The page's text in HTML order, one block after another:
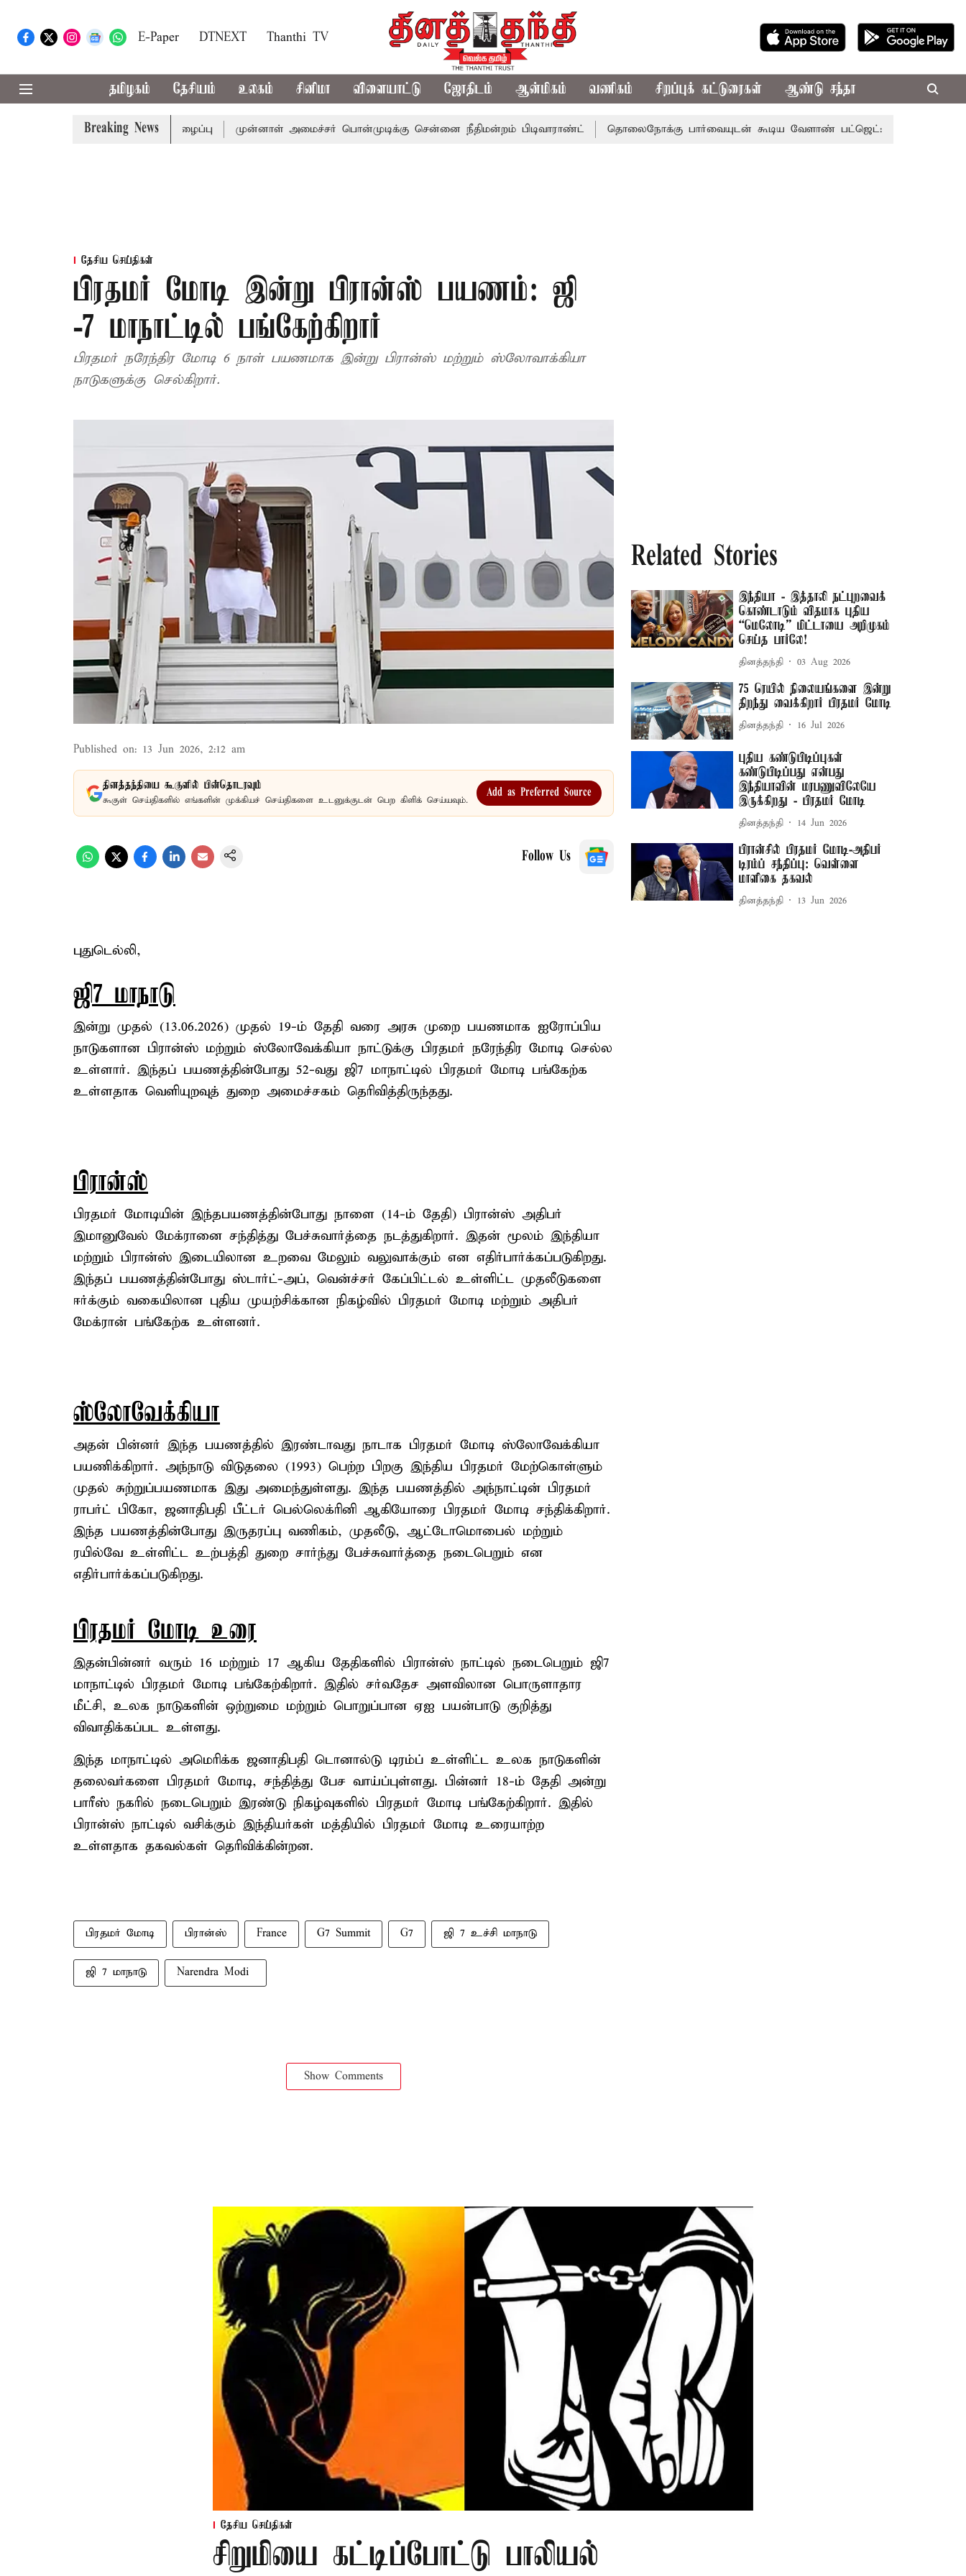
E-Paper DTNEXT Thanthi TV
தமிழகம் தேசியம் உலகம் சினிமா விளையாட்டு ஜோதிடம் ஆன்மிகம் வணிகம் சிறப்புக் கட்டுரைகள் ஆண்டு சந்தா
Breaking News
முதல்-அமைச்சர் விஜய் அழைப்பு முன்னாள் அமைச்சர் பொன்முடிக்கு சென்னை நீதிமன்றம் பிடிவாராண்ட் தொலைநோக்கு பார்வையுடன் கூடிய வேளாண் பட்ஜெட்: முதல்-அமைச்சர் விஜய்
தேசிய செய்திகள்
பிரதமர் மோடி இன்று பிரான்ஸ் பயணம்: ஜி
-7 மாநாட்டில் பங்கேற்கிறார்
பிரதமர் நரேந்திர மோடி 6 நாள் பயணமாக இன்று பிரான்ஸ் மற்றும் ஸ்லோவாக்கியா
நாடுகளுக்கு செல்கிறார்.
Published on: 13 Jun 2026, 2:12 am
தினத்தந்தியை கூகுளில் பின்தொடரவும்
கூகுள் செய்திகளில் எங்களின் முக்கியச் செய்திகளை உடனுக்குடன் பெற கிளிக் செய்யவும்.
Add as Preferred Source
Follow Us
புதுடெல்லி,
ஜி7 மாநாடு
இன்று முதல் (13.06.2026) முதல் 19-ம் தேதி வரை அரசு முறை பயணமாக ஐரோப்பிய
நாடுகளான பிரான்ஸ் மற்றும் ஸ்லோவேக்கியா நாட்டுக்கு பிரதமர் நரேந்திர மோடி செல்ல
உள்ளார். இந்தப் பயணத்தின்போது 52-வது ஜி7 மாநாட்டில் பிரதமர் மோடி பங்கேற்க
உள்ளதாக வெளியுறவுத் துறை அமைச்சகம் தெரிவித்திருந்தது.
பிரான்ஸ்
பிரதமர் மோடியின் இந்தபயணத்தின்போது நாளை (14-ம் தேதி) பிரான்ஸ் அதிபர்
இமானுவேல் மேக்ரானை சந்தித்து பேச்சுவார்த்தை நடத்துகிறார். இதன் மூலம் இந்தியா
மற்றும் பிரான்ஸ் இடையிலான உறவை மேலும் வலுவாக்கும் என எதிர்பார்க்கப்படுகிறது.
இந்தப் பயணத்தின்போது ஸ்டார்ட்-அப், வென்ச்சர் கேப்பிட்டல் உள்ளிட்ட முதலீடுகளை
ஈர்க்கும் வகையிலான புதிய முயற்சிக்கான நிகழ்வில் பிரதமர் மோடி மற்றும் அதிபர்
மேக்ரான் பங்கேற்க உள்ளனர்.
ஸ்லோவேக்கியா
அதன் பின்னர் இந்த பயணத்தில் இரண்டாவது நாடாக பிரதமர் மோடி ஸ்லோவேக்கியா
பயணிக்கிறார். அந்நாடு விடுதலை (1993) பெற்ற பிறகு இந்திய பிரதமர் மேற்கொள்ளும்
முதல் சுற்றுப்பயணமாக இது அமைந்துள்ளது. இந்த பயணத்தில் அந்நாட்டின் பிரதமர்
ராபர்ட் பிகோ, ஜனாதிபதி பீட்டர் பெல்லெக்ரினி ஆகியோரை பிரதமர் மோடி சந்திக்கிறார்.
இந்த பயணத்தின்போது இருதரப்பு வணிகம், முதலீடு, ஆட்டோமொபைல் மற்றும்
ரயில்வே உள்ளிட்ட உற்பத்தி துறை சார்ந்து பேச்சுவார்த்தை நடைபெறும் என
எதிர்பார்க்கப்படுகிறது.
பிரதமர் மோடி உரை
இதன்பின்னர் வரும் 16 மற்றும் 17 ஆகிய தேதிகளில் பிரான்ஸ் நாட்டில் நடைபெறும் ஜி7
மாநாட்டில் பிரதமர் மோடி பங்கேற்கிறார். இதில் சர்வதேச அளவிலான பொருளாதார
மீட்சி, உலக நாடுகளின் ஒற்றுமை மற்றும் பொறுப்பான ஏஐ பயன்பாடு குறித்து
விவாதிக்கப்பட உள்ளது.
இந்த மாநாட்டில் அமெரிக்க ஜனாதிபதி டொனால்டு டிரம்ப் உள்ளிட்ட உலக நாடுகளின்
தலைவர்களை பிரதமர் மோடி, சந்தித்து பேச வாய்ப்புள்ளது. பின்னர் 18-ம் தேதி அன்று
பாரீஸ் நகரில் நடைபெறும் இரண்டு நிகழ்வுகளில் பிரதமர் மோடி பங்கேற்கிறார். இதில்
பிரான்ஸ் நாட்டில் வசிக்கும் இந்தியர்கள் மத்தியில் பிரதமர் மோடி உரையாற்ற
உள்ளதாக தகவல்கள் தெரிவிக்கின்றன.
பிரதமர் மோடி பிரான்ஸ் France G7 Summit G7 ஜி 7 உச்சி மாநாடு
ஜி 7 மாநாடு
Show Comments
Related Stories
இந்தியா - இத்தாலி நட்புறவைக்
கொண்டாடும் விதமாக புதிய
“மெலோடி” மிட்டாயை அறிமுகம்
செய்த பார்லே!
தினத்தந்தி 03 Aug 2026
75 ரெயில் நிலையங்களை இன்று
திறந்து வைக்கிறார் பிரதமர் மோடி
தினத்தந்தி 16 Jul 2026
புதிய கண்டுபிடிப்புகள்
கண்டுபிடிப்பது என்பது
இந்தியாவின் மரபணுவிலேயே
இருக்கிறது - பிரதமர் மோடி
தினத்தந்தி 14 Jun 2026
பிரான்சில் பிரதமர் மோடி-அதிபர்
டிரம்ப் சந்திப்பு: வெள்ளை
மாளிகை தகவல்
தினத்தந்தி 13 Jun 2026
தேசிய செய்திகள்
சிறுமியை கட்டிப்போட்டு பாலியல்